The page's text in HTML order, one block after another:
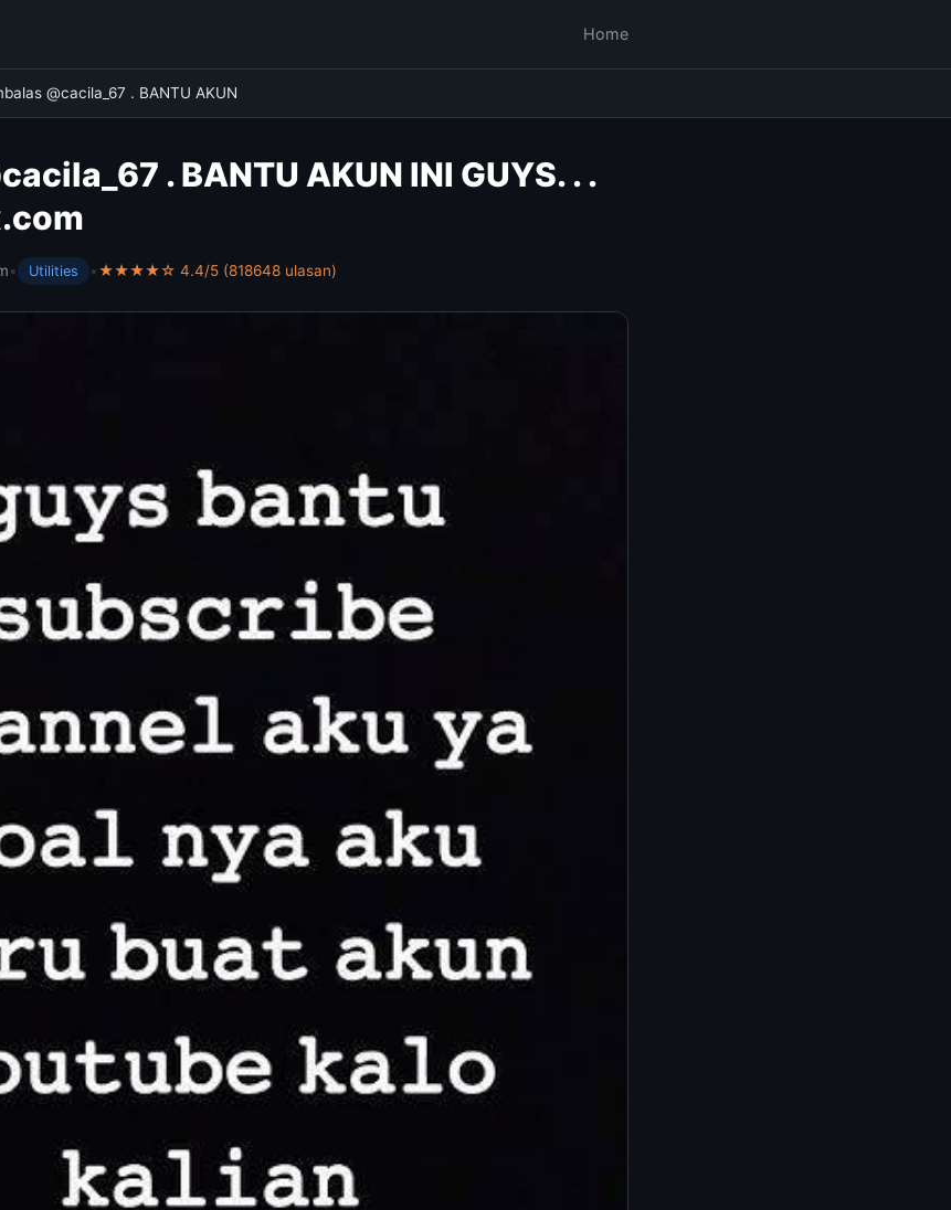
Home
@cacila_67 . BANTU AKUN
. BANTU AKUN INI GUYS. . .
• Utilities •★★★★☆ 4.4/5 (818648 ulasan)